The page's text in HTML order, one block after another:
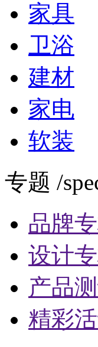
家具
卫浴
建材
家电
软装
专题 /
品牌
设计
产品
精彩